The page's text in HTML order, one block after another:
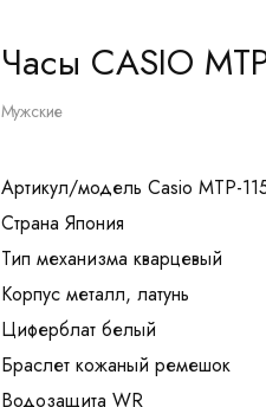
Часы CASIO
Мужские
Артикул/модель Casio MTP-
Страна Япония
Тип механизма кварцевый
Корпус металл, латунь
Циферблат белый
Браслет кожаный ремешок
Водозащита WR